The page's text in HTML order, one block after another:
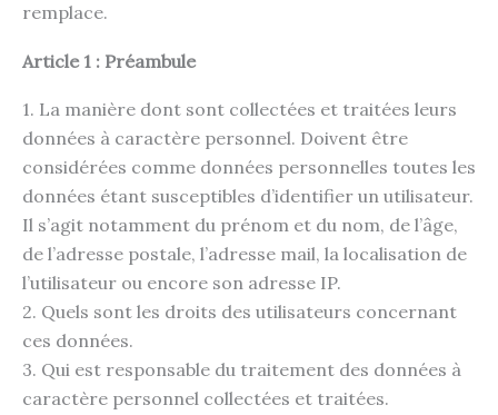
remplace.
Article 1 : Préambule
1. La manière dont sont collectées et traitées leurs
données à caractère personnel. Doivent être
considérées comme données personnelles toutes les
données étant susceptibles d’identifier un utilisateur.
Il s’agit notamment du prénom et du nom, de l’âge,
de l’adresse postale, l’adresse mail, la localisation de
l’utilisateur ou encore son adresse IP.
2. Quels sont les droits des utilisateurs concernant
ces données.
3. Qui est responsable du traitement des données à
caractère personnel collectées et traitées.